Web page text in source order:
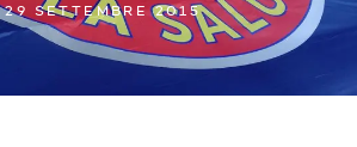
29 SETTEMBRE 2015